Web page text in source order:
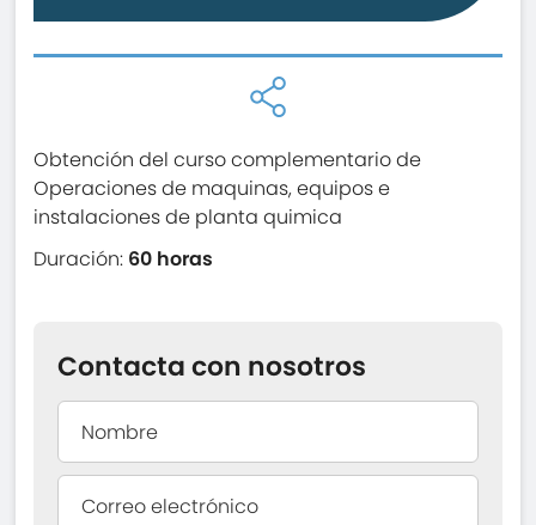
Obtención del curso complementario de
Operaciones de maquinas, equipos e
instalaciones de planta quimica
Duración: 60 horas
Contacta con nosotros